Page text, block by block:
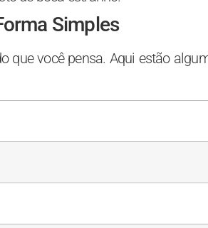
Simples
que você pensa. Aqui estão